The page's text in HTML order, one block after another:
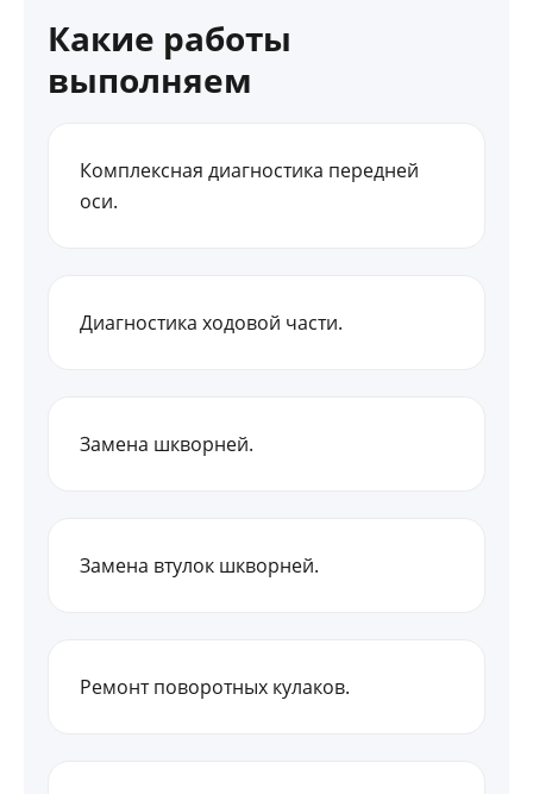
Какие работы
выполняем
Комплексная диагностика передней
оси.
Диагностика ходовой части.
Замена шкворней.
Замена втулок шкворней.
Ремонт поворотных кулаков.